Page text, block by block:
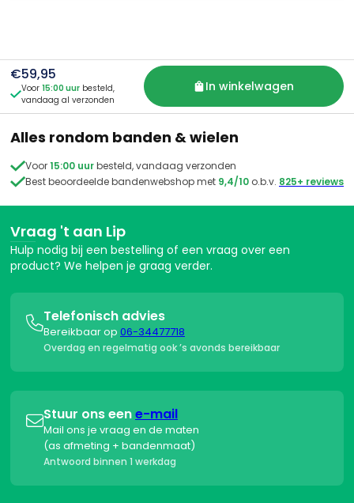
juiste instructies. We zorgen altijd voor een snelle en nette
afhandeling.
€59,95
Voor 15:00 uur besteld,
vandaag al verzonden
In winkelwagen
Alles rondom banden & wielen
Voor15:00 uurbesteld, vandaag verzonden
Best beoordeelde bandenwebshop met 9,4/10 o.b.v. 825+ reviews
Vraag 't aan Lip
Hulp nodig bij een bestelling of een vraag over een
product? We helpen je graag verder.
Telefonisch advies
Bereikbaar op 06-34477718
Overdag en regelmatig ook ’s avonds bereikbaar
Stuur ons eene-mail
Mail ons je vraag en de maten
(as afmeting + bandenmaat)
Antwoord binnen 1 werkdag